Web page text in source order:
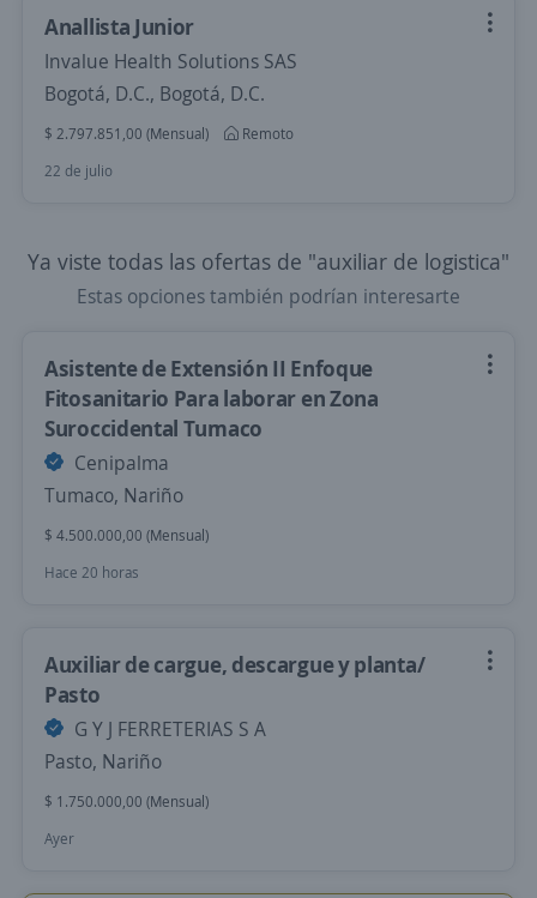
Anallista Junior
Invalue Health Solutions SAS
Bogotá, D.C., Bogotá, D.C.
$ 2.797.851,00 (Mensual)
Remoto
22 de julio
Ya viste todas las ofertas de "auxiliar de logistica"
Estas opciones también podrían interesarte
Asistente de Extensión II Enfoque
Fitosanitario Para laborar en Zona
Suroccidental Tumaco
Cenipalma
Tumaco, Nariño
$ 4.500.000,00 (Mensual)
Hace 20 horas
Auxiliar de cargue, descargue y planta/
Pasto
G Y J FERRETERIAS S A
Pasto, Nariño
$ 1.750.000,00 (Mensual)
Ayer